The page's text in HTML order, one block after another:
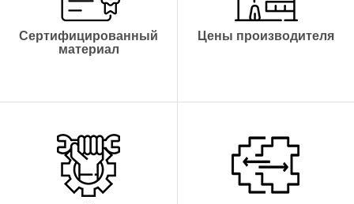
Гарантия до 10 лет
Сертифицированный
материал
Производство в
течение 2 недель
Цены производителя
Изготовление
Доставка
Широкий спектр услуг,
от окна в беседке до
витрин в магазине